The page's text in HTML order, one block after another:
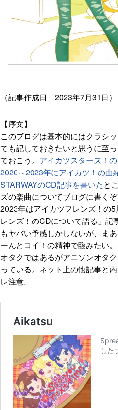
（記事作成日：2023年7月31日）
【序文】
このブログは基本的にはクラシ
ても記しておきたいと思うに至
ておこう。 アイカツスターズ！
2020～2023年にアイカツ！の曲
STARWAYのCD記事を書いたと
ズの楽曲についてブログに書く
2023年はアイカツフレンズ！の
レンズ！のCDについて語る」記
もヤバい予感しかしないが、ま
ーんとコイ！の精神で臨みたい
オタクではあるがアニソンオタ
っている。ネット上の他記事と
レ注意。